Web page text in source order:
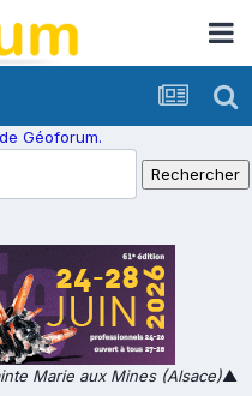
Géoforum.
Marie aux Mines (Alsace)▲